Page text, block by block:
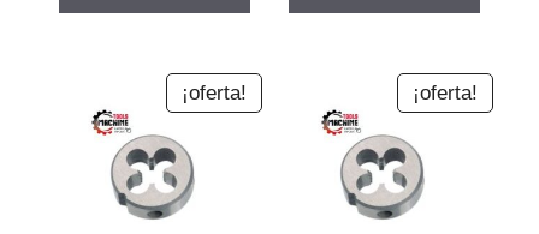
¡oferta! ¡oferta!